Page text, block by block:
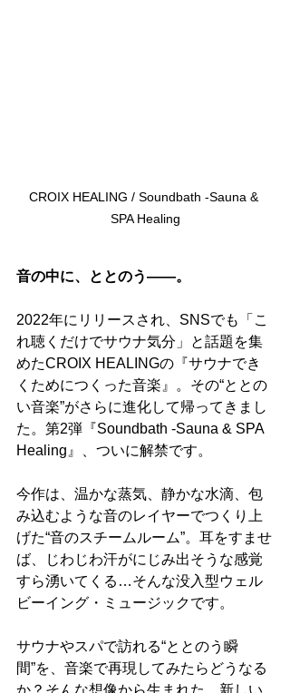
CROIX HEALING / Soundbath -Sauna &
SPA Healing
音の中に、ととのう——。
2022年にリリースされ、SNSでも「こ
れ聴くだけでサウナ気分」と話題を集
めたCROIX HEALINGの『サウナでき
くためにつくった音楽』。その“ととの
い音楽”がさらに進化して帰ってきまし
た。第2弾『Soundbath -Sauna & SPA
Healing』、ついに解禁です。
今作は、温かな蒸気、静かな水滴、包
み込むような音のレイヤーでつくり上
げた“音のスチームルーム”。耳をすませ
ば、じわじわ汗がにじみ出そうな感覚
すら湧いてくる…そんな没入型ウェル
ビーイング・ミュージックです。
サウナやスパで訪れる“ととのう瞬
間”を、音楽で再現してみたらどうなる
か？そんな想像から生まれた、新しい